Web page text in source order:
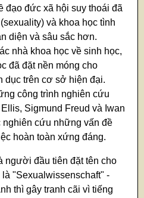
đạo đức xã hội suy thoái đã
và khoa học tình
diện và sâu sắc hơn.
nhà khoa học về sinh học,
đã đặt nền móng cho
dục trên cơ sở hiện đại.
công trình nghiên cứu
Sigmund Freud và Iwan
nghiên cứu những vấn đề
hoàn toàn xứng đáng.
người đầu tiên đặt tên cho
"Sexualwissenschaft" -
thì gây tranh cãi vì tiếng